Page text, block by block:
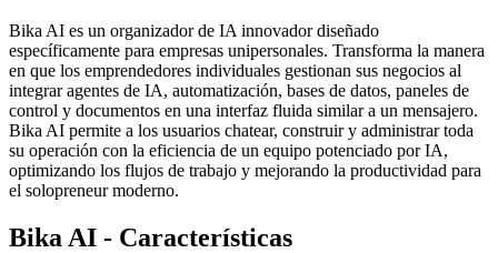
Bika AI es un organizador de IA innovador diseñado
específicamente para empresas unipersonales. Transforma la manera
en que los emprendedores individuales gestionan sus negocios al
integrar agentes de IA, automatización, bases de datos, paneles de
control y documentos en una interfaz fluida similar a un mensajero.
Bika AI permite a los usuarios chatear, construir y administrar toda
su operación con la eficiencia de un equipo potenciado por IA,
optimizando los flujos de trabajo y mejorando la productividad para
el solopreneur moderno.
Bika AI - Características